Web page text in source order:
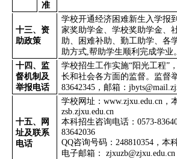
准
十三、资
助政策
学校开通经济困难新生入学报到
家奖助学金、学校奖助学金、
助、困难补助、勤工助学、各
助方式,帮助学生顺利完成学业。
十四、监
督机制及
举报电话
学校招生工作实施“阳光工程”
长和社会各方面的监督。监督
83642345，邮箱：
十五、网
址及联系
电话
学校网址： www.zjxu.edu.cn，
zsb.zjxu.edu.cn
本科招生咨询电话： 0573-
83642036
QQ咨询号码： 248810354，本
电子邮箱：
zjxuzb@zjxu.edu.cn